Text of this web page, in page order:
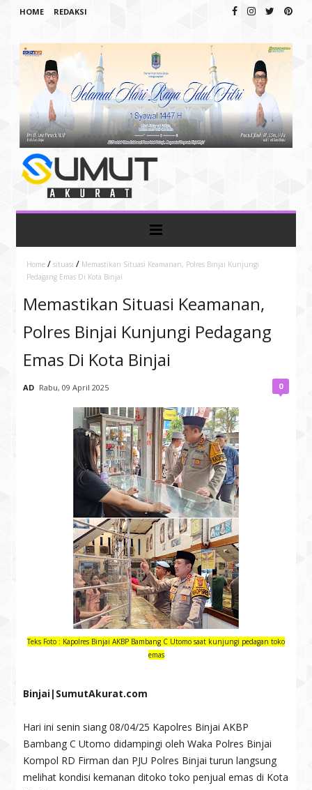
HOME REDAKSI
Home / situasi / Memastikan Situasi Keamanan, Polres Binjai Kunjungi
Pedagang Emas Di Kota Binjai
Memastikan Situasi Keamanan,
Polres Binjai Kunjungi Pedagang
Emas Di Kota Binjai
AD Rabu, 09 April 2025 0
Teks Foto : Kapolres Binjai AKBP Bambang C Utomo saat kunjungi pedagan toko
emas
Binjai|SumutAkurat.com
Hari ini senin siang 08/04/25 Kapolres Binjai AKBP
Bambang C Utomo didampingi oleh Waka Polres Binjai
Kompol RD Firman dan PJU Polres Binjai turun langsung
melihat kondisi kemanan ditoko toko penjual emas di Kota